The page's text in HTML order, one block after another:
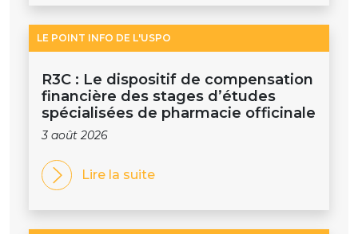
LE POINT INFO DE L'USPO
R3C : Le dispositif de compensation
financière des stages d’études
spécialisées de pharmacie officinale
3 août 2026
Lire la suite